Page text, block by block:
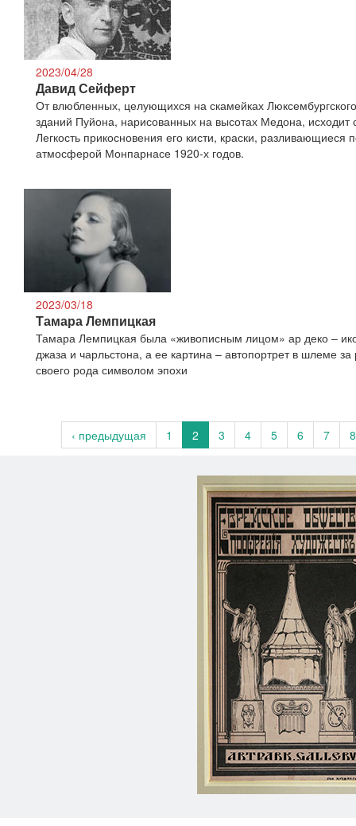
2023/04/28
Давид Сейферт
От влюбленных, целующихся на скамейках
зданий Пуйона, нарисованных на высотах Медона, исходит
Легкость прикосновения его кисти, краски, разливающиеся
атмосферой Монпарнасе 1920-х годов.
2023/03/18
Тамара Лемпицкая
Тамара Лемпицкая была «живописным лицом» ар деко –
джаза и чарльстона, а ее картина – автопортрет в шлеме за
своего рода символом эпохи
‹ предыдущая 1 2 3 4 5 6 7 8